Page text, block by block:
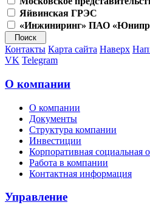
Яйвинская ГРЭС
«Инжиниринг» ПАО
Контакты Карта сайта Наверх
VK Telegram
О компании
О компании
Документы
Структура компании
Инвестиции
Корпоративная социальная
Работа в компании
Контактная информация
Управление